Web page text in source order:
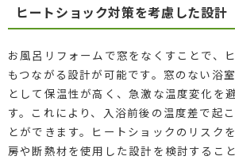
ヒートショック対策を考慮した設計
お風呂リフォームで窓をなくすことで、
もつながる設計が可能です。窓のない浴
として保温性が高く、急激な温度変化を
す。これにより、入浴前後の温度差で起
とができます。ヒートショックのリスク
房や断熱材を使用した設計を検討するこ